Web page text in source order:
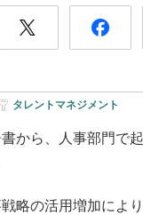
タレントマネジメント
から、人事部門で
略の活用増加によ